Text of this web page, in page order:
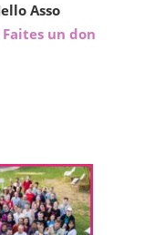
Asso
un don